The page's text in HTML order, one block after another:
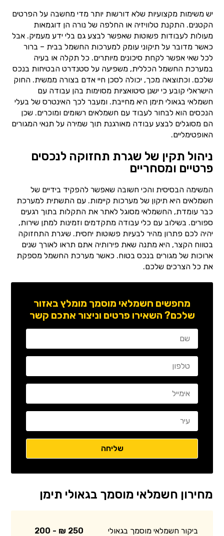
יש משימות מקצועיות שלא דורשות יותר מדי מחשבה על הפרטים
הקטנים. התקנת טלוויזיה או החלפה של נורה הן דוגמאות
מעולות לעבודות פשוטות שאפשר לבצע גם בלי ידע מעמיק. אבל
כאשר מדובר על תיקוני עומק למערכות החשמל בבית – ברור
לכל שאי אפשר לקחת סיכונים מיותרים. כל תקלה או בעיה
במערכת החשמל הכללית, משפיעה על סטנדרט הבטיחות בנכס
שלכם. וכתוצאה מכך, יכולה לסכן חיי אדם בצורה ממשית. החוק
הישראלי קובע כי ישנן סיטואציות מסוימות בהן עבודה עם
חשמלאי בגאולי תימן היא מחייבת. ומעבר לכך האינטרס של בעלי
הנכסים הוא לבחור לעבוד עם חשמלאים רשומים ומוכרים. שכן
הם מסוגלים לבצע עבודה מאורגנת תוך שמירה על תנאי המגורים
האופטימליים.
ניהול תקין של שגרת תחזוקה לנכסים
פרטיים ומסחריים
המשימה הבסיסית והכי חשובה שאפשר להפקיד בידיים של
חשמלאים היא תיקון של מערכות קיימות. עם התשתית למערכת
כבר עומדת, החשמלאי מסוגל לאתר את התקלות בתוך רגעים
ספורים. בשילוב עם כלי עבודה מתקדמים וזמינות למתן שירות,
יהיה לכם פתרון מהיר לבעיות פשוטות יחסית. שיגרת התחזוקה
בטווח הקצר, היא מתנה שאת פירותיה אתם תראו לאורך שנים
ארוכות של מגורים בנכס בטוח. כאשר מערכת החשמל מספקת
את כל הצרכים שלכם.
מחפשים חשמלאי מוסמך מומלץ באזור
שלכם? השאירו פרטים וניצור אתכם קשר
מחירון חשמלאי מוסמך בגאולי תימן
ביקור חשמלאי מוסמך בגאולי
250 ₪ - 200